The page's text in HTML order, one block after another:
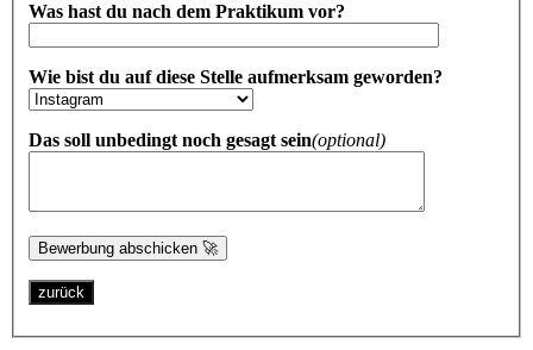
Was hast du nach dem Praktikum vor?
Wie bist du auf diese Stelle aufmerksam geworden?
Das soll unbedingt noch gesagt sein(optional)
zurück